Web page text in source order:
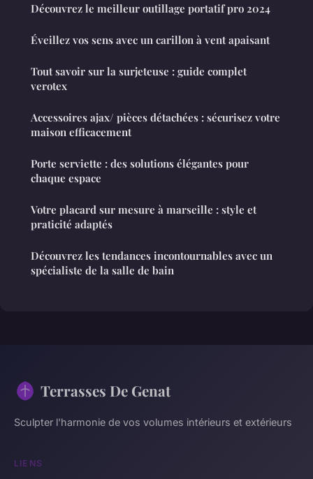
Découvrez le meilleur outillage portatif pro 2024
Éveillez vos sens avec un carillon à vent apaisant
Tout savoir sur la surjeteuse : guide complet
verotex
Accessoires ajax/ pièces détachées : sécurisez votre
maison efficacement
Porte serviette : des solutions élégantes pour
chaque espace
Votre placard sur mesure à marseille : style et
praticité adaptés
Découvrez les tendances incontournables avec un
spécialiste de la salle de bain
Terrasses De Genat
Sculpter l'harmonie de vos volumes intérieurs et extérieurs
LIENS